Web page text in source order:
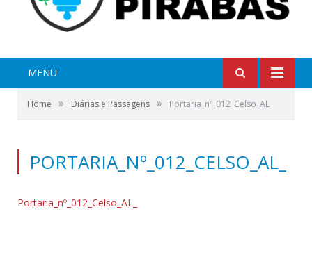
MENU
Home » Diárias e Passagens » Portaria_nº_012_Celso_AL_
PORTARIA_Nº_012_CELSO_AL_
Portaria_nº_012_Celso_AL_